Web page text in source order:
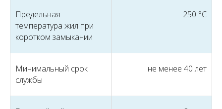
Предельная
температура жил при
коротком замыкании
250 °С
Минимальный срок
службы
не менее 40 лет